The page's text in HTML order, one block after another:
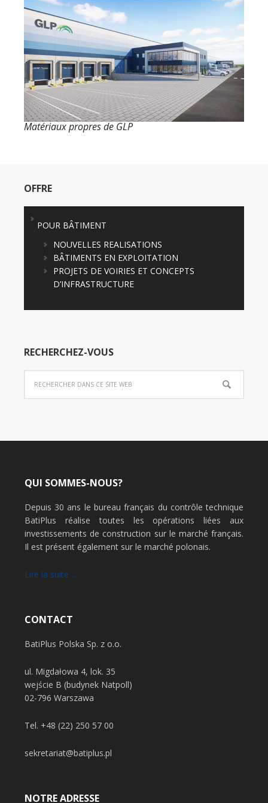
Matériaux propres de GLP
OFFRE
POUR BÂTIMENT
NOUVELLES REALISATIONS
BÂTIMENTS EN EXPLOITATION
PROJETS DE VOIRIES ET CONCEPTS
D’INFRASTRUCTURE
RECHERCHEZ-VOUS
QUI SOMMES-NOUS?
Depuis 30 ans le bureau français du contrôle technique
BatiPlus réalise toutes les opérations liées aux
investissements de construction sur le marché français.
Il est présent également sur le marché polonais.
Lire la suite ...
CONTACT
BatiPlus Polska Sp. z o.o.
ul. Migdałowa 4, lok. 35
wejście B (budynek Natpoll)
02-796 Warszawa
Tel. +48 (22) 250 57 00
sekretariat@batiplus.pl
NOTRE ADRESSE